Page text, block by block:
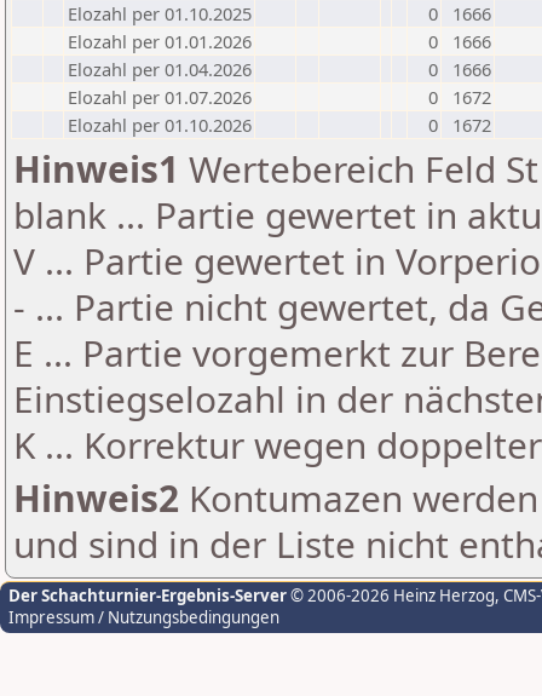
Elozahl per 01.10.2025
0
1666
Elozahl per 01.01.2026
0
1666
Elozahl per 01.04.2026
0
1666
Elozahl per 01.07.2026
0
1672
Elozahl per 01.10.2026
0 1672
Hinweis1 Wertebereich Feld
blank ... Partie gewertet in
V ... Partie gewertet in
- ... Partie nicht gewertet, da
E ... Partie vorgemerkt zur
Einstiegselozahl in der
K ... Korrektur wegen
Hinweis2 Kontumazen
und sind in der Liste nicht
Der Schachturnier-Ergebnis-Server© 2006-2026 Heinz Herzog,
Impressum / Nutzungsbedingungen